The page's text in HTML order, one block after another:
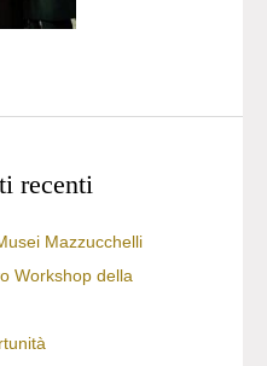
recenti
Mazzucchelli
Workshop della